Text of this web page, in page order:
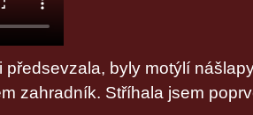
předsevzala, byly motýlí
zahradník. Stříhala jsem